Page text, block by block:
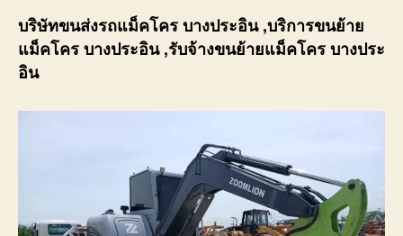
บริษัทขนส่งรถแม็คโคร บางประอิน ,บริการขนย้าย
แม็คโคร บางประอิน ,รับจ้างขนย้ายแม็คโคร บางประ
อิน